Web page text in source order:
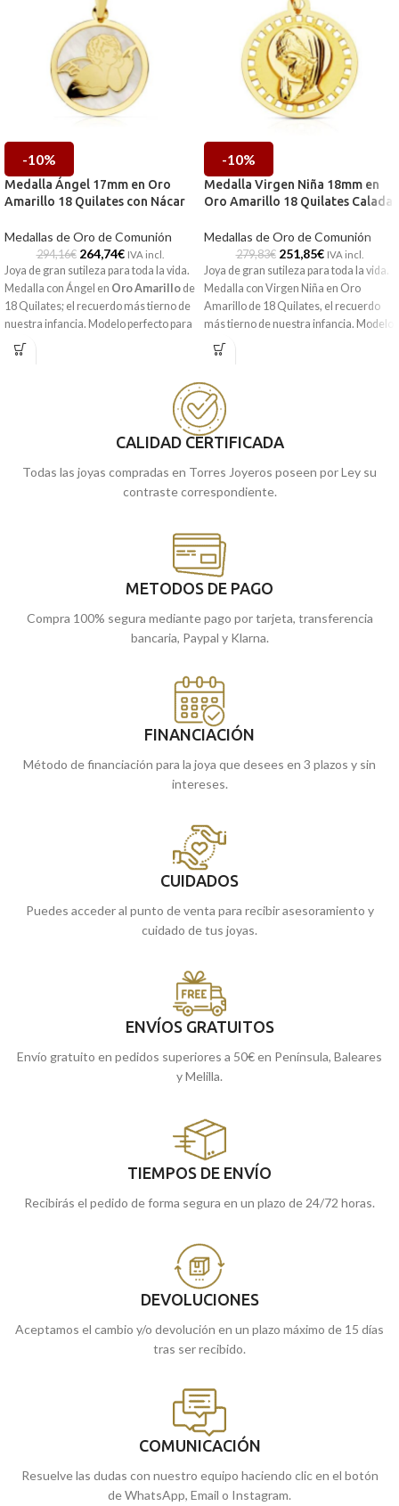
-10%
Medalla Ángel 17mm en Oro
Amarillo 18 Quilates con Nácar
Medallas de Oro de Comunión
294,16€ 264,74€ IVA incl.
Joya de gran sutileza para toda la vida.
Medalla con Ángel en Oro Amarillo de
18 Quilates; el recuerdo más tierno de
nuestra infancia. Modelo perfecto para
regalar en la primera comunión.
tiendas de Málaga y Melilla, o si lo
prefieres, encargarla online y te la
-10%
Medalla Virgen Niña 18mm en
Oro Amarillo 18 Quilates Calada
Medallas de Oro de Comunión
279,83€ 251,85€ IVA incl.
Joya de gran sutileza para toda la vida.
Medalla con Virgen Niña en Oro
Amarillo de 18 Quilates, el recuerdo
más tierno de nuestra infancia. Modelo
perfecto para regalar en la primera
comunión.
Puedes encontrarla en nuestras
tiendas de Málaga y Melilla, o si lo
prefieres, encargarla online y te la
enviamos a casa.
CALIDAD CERTIFICADA
Todas las joyas compradas en Torres Joyeros poseen por Ley su
contraste correspondiente.
METODOS DE PAGO
Compra 100% segura mediante pago por tarjeta, transferencia
bancaria, Paypal y Klarna.
FINANCIACIÓN
Método de financiación para la joya que desees en 3 plazos y sin
intereses.
CUIDADOS
Puedes acceder al punto de venta para recibir asesoramiento y
cuidado de tus joyas.
ENVÍOS GRATUITOS
Envío gratuito en pedidos superiores a 50€ en Península, Baleares
y Melilla.
TIEMPOS DE ENVÍO
Recibirás el pedido de forma segura en un plazo de 24/72 horas.
DEVOLUCIONES
Aceptamos el cambio y/o devolución en un plazo máximo de 15 días
tras ser recibido.
COMUNICACIÓN
Resuelve las dudas con nuestro equipo haciendo clic en el botón
de WhatsApp, Email o Instagram.